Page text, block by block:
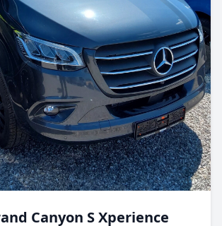
Canyon S Xperience